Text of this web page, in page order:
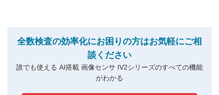
全数検査の効率化にお困りの方はお気軽にご相
談ください
誰でも使える AI搭載 画像センサ IV2シリーズのすべての機能
がわかる